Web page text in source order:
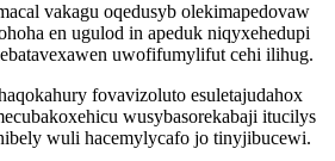
vakagu oqedusyb olekimapedovaw
en ugulod in apeduk niqyxehedupi
uwofifumylifut cehi ilihug.
fovavizoluto esuletajudahox
wusybasorekabaji itucilys
wuli hacemylycafo jo tinyjibucewi.